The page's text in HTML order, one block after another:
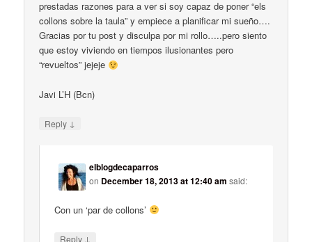
prestadas razones para a ver si soy capaz de poner “els
collons sobre la taula” y empiece a planificar mi sueño….
Gracias por tu post y disculpa por mi rollo…..pero siento
que estoy viviendo en tiempos ilusionantes pero
“revueltos” jejeje
Javi L’H (Bcn)
Reply ↓
elblogdecaparros
on December 18, 2013 at 12:40 am said:
Con un ‘par de collons’
Reply ↓